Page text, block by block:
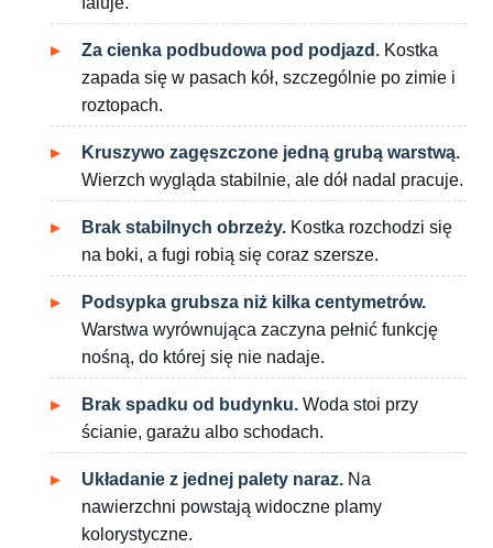
Za cienka podbudowa pod podjazd. Kostka
zapada się w pasach kół, szczególnie po zimie i
roztopach.
Kruszywo zagęszczone jedną grubą warstwą.
Wierzch wygląda stabilnie, ale dół nadal pracuje.
Brak stabilnych obrzeży. Kostka rozchodzi się
na boki, a fugi robią się coraz szersze.
Podsypka grubsza niż kilka centymetrów.
Warstwa wyrównująca zaczyna pełnić funkcję
nośną, do której się nie nadaje.
Brak spadku od budynku. Woda stoi przy
ścianie, garażu albo schodach.
Układanie z jednej palety naraz. Na
nawierzchni powstają widoczne plamy
kolorystyczne.